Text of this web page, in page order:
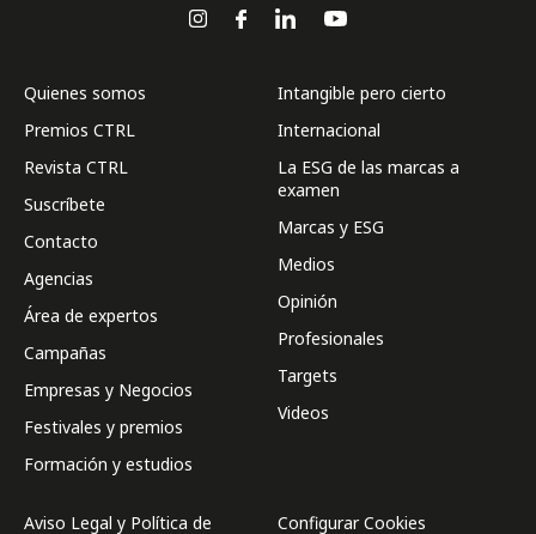
Quienes somos
Premios CTRL
Revista CTRL
Suscríbete
Contacto
Agencias
Área de expertos
Campañas
Empresas y Negocios
Festivales y premios
Formación y estudios
Intangible pero cierto
Internacional
La ESG de las marcas a
examen
Marcas y ESG
Medios
Opinión
Profesionales
Targets
Videos
Aviso Legal y Política de
Configurar Cookies